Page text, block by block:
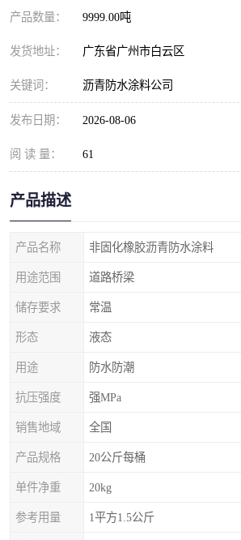
产品数量： 9999.00吨
发货地址： 广东省广州市白云区
关键词： 沥青防水涂料公司
发布日期： 2026-08-06
阅 读 量： 61
产品描述
产品名称 非固化橡胶沥青防水涂料
用途范围 道路桥梁
储存要求 常温
形态 液态
用途 防水防潮
抗压强度 强MPa
销售地域 全国
产品规格 20公斤每桶
单件净重 20kg
参考用量 1平方1.5公斤